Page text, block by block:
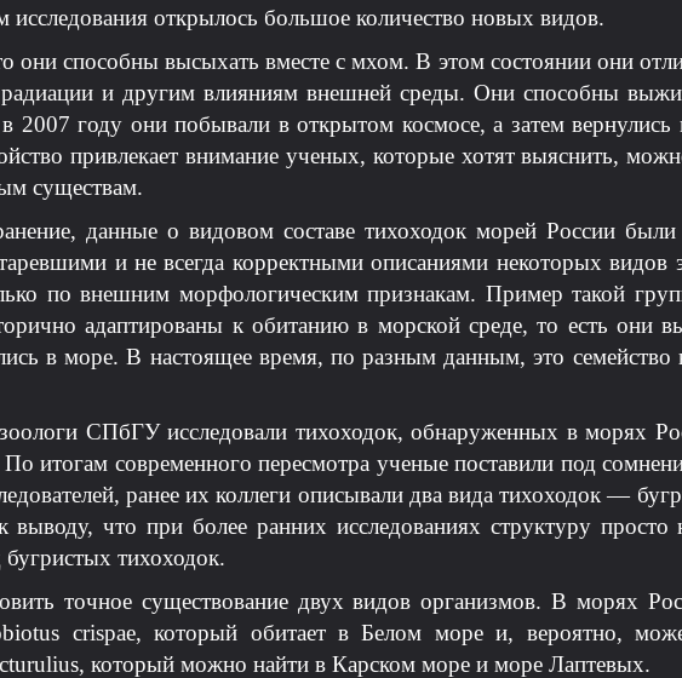
исследования открылось большое количество новых видов.
они способны высыхать вместе с мхом. В этом состоянии они
радиации и другим влияниям внешней среды. Они способны
2007 году они побывали в открытом космосе, а затем
привлекает внимание ученых, которые хотят выяснить,
существам.
данные о видовом составе тихоходок морей России
и не всегда корректными описаниями некоторых видов
по внешним морфологическим признакам. Пример такой
адаптированы к обитанию в морской среде, то есть они
в море. В настоящее время, по разным данным, это семейство
СПбГУ исследовали тихоходок, обнаруженных в морях
итогам современного пересмотра ученые поставили под
ранее их коллеги описывали два вида тихоходок —
что при более ранних исследованиях структуру просто
тихоходок.
точное существование двух видов организмов. В морях
crispae, который обитает в Белом море и, вероятно,
который можно найти в Карском море и море Лаптевых.